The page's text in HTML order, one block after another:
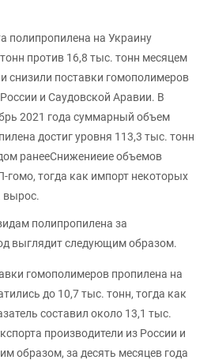
полипропилена на Украину
против 16,8 тыс. тонн месяцем
снизили поставки гомополимеров
и Саудовской Аравии. В
2021 года суммарный объем
достиг уровня 113,3 тыс. тонн
ранееСнижениеие объемов
тогда как импорт некоторых
вырос.
полипропилена за
выглядит следующим образом.
гомополимеров пропилена на
до 10,7 тыс. тонн, тогда как
составил около 13,1 тыс.
производители из России и
образом, за десять месяцев года